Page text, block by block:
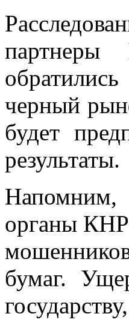
партнеры
черный
будет
результаты.
органы КНР
бумаг.